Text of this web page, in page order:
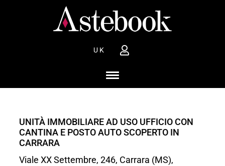
UK
UNITÀ IMMOBILIARE AD USO UFFICIO CON
CANTINA E POSTO AUTO SCOPERTO IN
CARRARA
Viale XX Settembre, 246, Carrara (MS),